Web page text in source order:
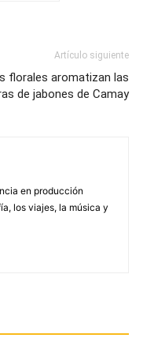
Artículo siguiente
florales aromatizan las
de jabones de Camay
en producción
los viajes, la música y